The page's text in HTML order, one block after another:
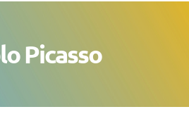
Picasso